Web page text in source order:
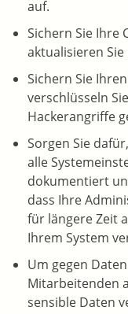
auf.
Sichern Sie Ihre
aktualisieren
Sichern Sie
verschlüsseln
Hackerangriffe
Sorgen Sie
alle
dokumentiert
dass Ihre
für längere Zeit
Ihrem System
Um gegen
Mitarbeitenden
sensible Daten